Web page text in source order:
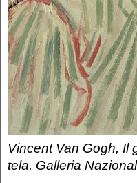
Vincent Van Gogh, Il
tela. Galleria